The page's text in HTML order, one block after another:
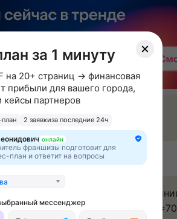
1 000 000 ₽ в месяц
на изделие ≈ 150% − 2.000
= 52.000 изделий в месяц х
за 1 минуту
на 20+ страниц → финансовая
прибыли для вашего города,
кейсы партнеров
2 заявкиза последние 24ч
онлайн
франшизы подготовит для
план и ответит на вопросы
мессенджер